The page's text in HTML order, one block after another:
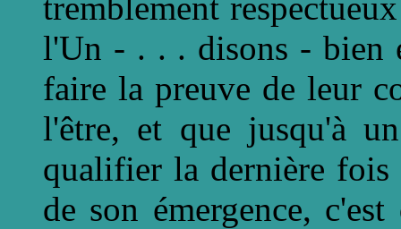
l'Un - . . . disons - bien
faire la preuve de leur
l'être, et que jusqu'à
qualifier la dernière fois
de son émergence,